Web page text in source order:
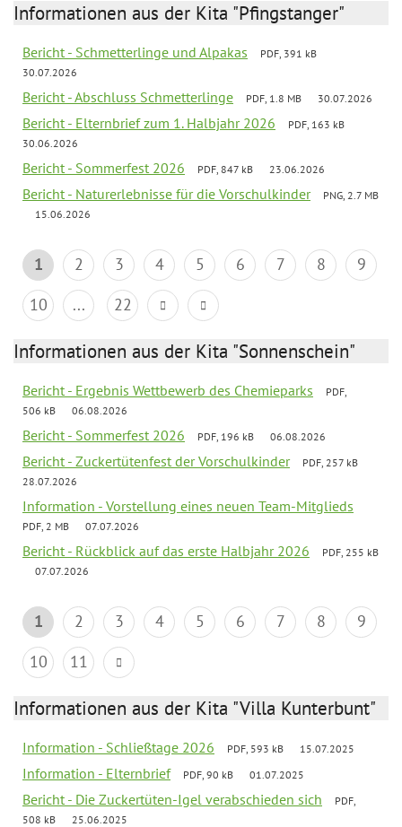
Informationen aus der Kita "Pfingstanger"
Bericht - Schmetterlinge und Alpakas
PDF, 391 kB
30.07.2026
Bericht - Abschluss Schmetterlinge PDF, 1.8 MB 30.07.2026
Bericht - Elternbrief zum 1. Halbjahr 2026
PDF, 163 kB
30.06.2026
Bericht - Sommerfest 2026 PDF, 847 kB 23.06.2026
Bericht - Naturerlebnisse für die Vorschulkinder
PNG, 2.7 MB
15.06.2026
1 2 3 4 5 6 7 8
9
10
... 22
Informationen aus der Kita "Sonnenschein"
Bericht - Ergebnis Wettbewerb des Chemieparks
PDF,
506 kB
06.08.2026
Bericht - Sommerfest 2026 PDF, 196 kB 06.08.2026
Bericht - Zuckertütenfest der Vorschulkinder
PDF, 257 kB
28.07.2026
Information - Vorstellung eines neuen Team-Mitglieds
PDF, 2 MB 07.07.2026
Bericht - Rückblick auf das erste Halbjahr 2026
PDF, 255 kB
07.07.2026
1 2 3 4 5 6 7 8
9
10
11
Informationen aus der Kita "Villa Kunterbunt"
Information - Schließtage 2026 PDF, 593 kB 15.07.2025
Information - Elternbrief PDF, 90 kB 01.07.2025
Bericht - Die Zuckertüten-Igel verabschieden sich
PDF,
508 kB
25.06.2025